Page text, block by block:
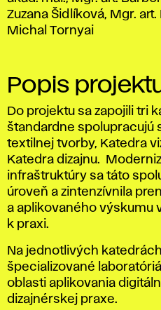
Zuzana Šidlíková, Mgr. art.
Michal Tornyai
Popis
Do projektu sa zapojili tri
štandardne spolupracujú
textilnej tvorby, Katedra
Katedra dizajnu.
infraštruktúry sa táto
úroveň a zintenzívnila
a aplikovaného výskumu
k praxi.
Na jednotlivých
špecializované
oblasti aplikovania
dizajnérskej praxe.